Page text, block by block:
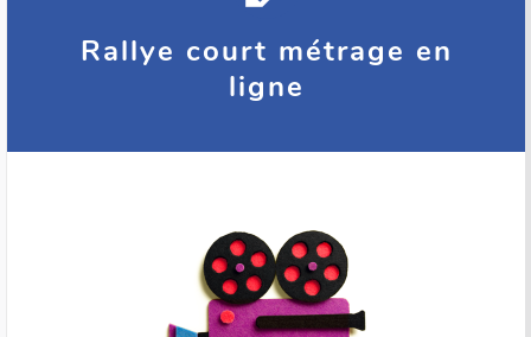
Rallye court métrage en
ligne